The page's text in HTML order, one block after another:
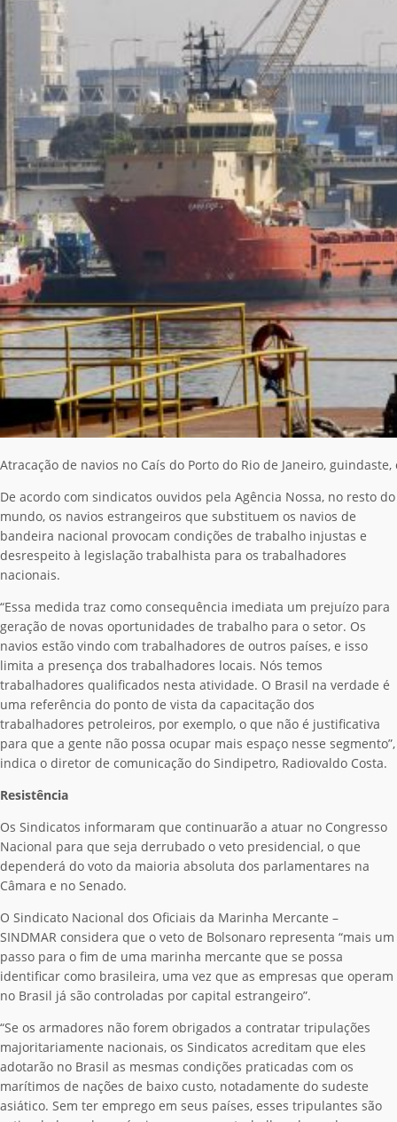
Atracação de navios no Caís do Porto do Rio de Janeiro,
De acordo com sindicatos ouvidos pela Agência Nossa, no resto do
mundo, os navios estrangeiros que substituem os navios de
bandeira nacional provocam condições de trabalho injustas e
desrespeito à legislação trabalhista para os trabalhadores
nacionais.
“Essa medida traz como consequência imediata um prejuízo para
geração de novas oportunidades de trabalho para o setor. Os
navios estão vindo com trabalhadores de outros países, e isso
limita a presença dos trabalhadores locais. Nós temos
trabalhadores qualificados nesta atividade. O Brasil na verdade é
uma referência do ponto de vista da capacitação dos
trabalhadores petroleiros, por exemplo, o que não é justificativa
para que a gente não possa ocupar mais espaço nesse segmento”,
indica o diretor de comunicação do Sindipetro, Radiovaldo Costa.
Resistência
Os Sindicatos informaram que continuarão a atuar no Congresso
Nacional para que seja derrubado o veto presidencial, o que
dependerá do voto da maioria absoluta dos parlamentares na
Câmara e no Senado.
O Sindicato Nacional dos Oficiais da Marinha Mercante –
SINDMAR considera que o veto de Bolsonaro representa “mais um
passo para o fim de uma marinha mercante que se possa
identificar como brasileira, uma vez que as empresas que operam
no Brasil já são controladas por capital estrangeiro”.
“Se os armadores não forem obrigados a contratar tripulações
majoritariamente nacionais, os Sindicatos acreditam que eles
adotarão no Brasil as mesmas condições praticadas com os
marítimos de nações de baixo custo, notadamente do sudeste
asiático. Sem ter emprego em seus países, esses tripulantes são